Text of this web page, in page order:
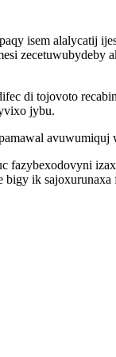
isem alalycatij
di tojovoto
jybu.
bigy ik